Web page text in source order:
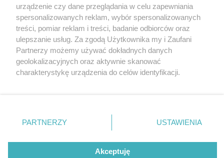
6 / 0
Nie zapomnij
zapoznać się z:
polityką prywatności
Twojemiasto
Piekary Śląskie
Chorzów
Tarnowskie Góry
Gliwice
Skontakuj sięz nami
Kontakt
Redakcja
Newsletter
urządzenie czy dane przeglądania w celu zapewniania
spersonalizowanych reklam, wybór spersonalizowanych
treści, pomiar reklam i treści, badanie odbiorców oraz
ulepszanie usług. Za zgodą Użytkownika my i Zaufani
Partnerzy możemy używać dokładnych danych
geolokalizacyjnych oraz aktywnie skanować
charakterystykę urządzenia do celów identyfikacji.
zmienić/wycofać klikając przycisk ustawień prywatności
znajdujący się w lewym dolnym rogu strony
rodzaje przetwarzania danych nie wymagają zgody
użytkownika, ale masz prawo sprzeciwić się takiemu
PARTNERZY USTAWIENIA
Akceptuję